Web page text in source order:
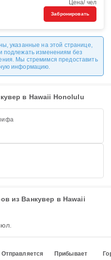
Цена/ чел
Забронировать
указанные на этой странице,
подлежать изменениям без
Мы стремимся предоставить
информацию.
в Hawaii Honolulu
из Ванкувер в Hawaii
Отправляется Прибывает